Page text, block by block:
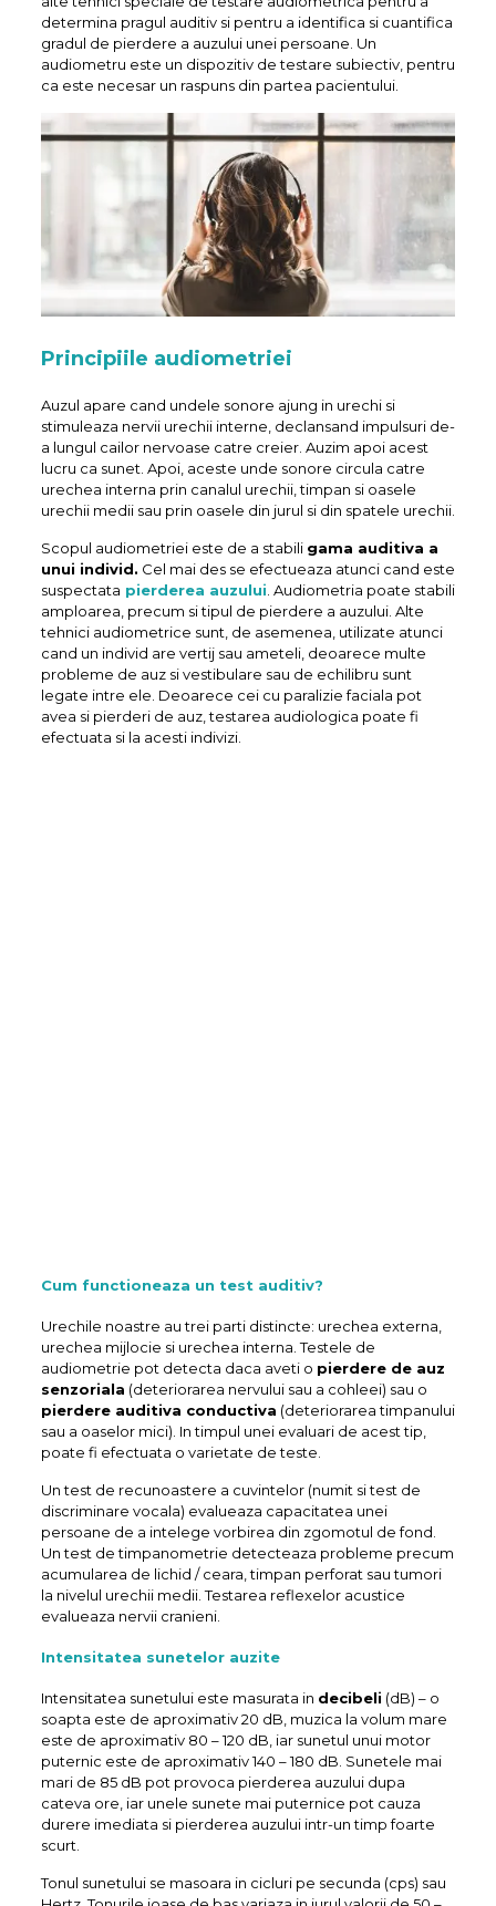
determina pragul auditiv si pentru a identifica si cuantifica
gradul de pierdere a auzului unei persoane. Un
audiometru este un dispozitiv de testare subiectiv, pentru
ca este necesar un raspuns din partea pacientului.
Principiile audiometriei
Auzul apare cand undele sonore ajung in urechi si
stimuleaza nervii urechii interne, declansand impulsuri de-
a lungul cailor nervoase catre creier. Auzim apoi acest
lucru ca sunet. Apoi, aceste unde sonore circula catre
urechea interna prin canalul urechii, timpan si oasele
urechii medii sau prin oasele din jurul si din spatele urechii.
Scopul audiometriei este de a stabili gama auditiva a
unui individ. Cel mai des se efectueaza atunci cand este
suspectata pierderea auzului . Audiometria poate stabili
amploarea, precum si tipul de pierdere a auzului. Alte
tehnici audiometrice sunt, de asemenea, utilizate atunci
cand un individ are vertij sau ameteli, deoarece multe
probleme de auz si vestibulare sau de echilibru sunt
legate intre ele. Deoarece cei cu paralizie faciala pot
avea si pierderi de auz, testarea audiologica poate fi
efectuata si la acesti indivizi.
Cum functioneaza un test auditiv?
Urechile noastre au trei parti distincte: urechea externa,
urechea mijlocie si urechea interna. Testele de
audiometrie pot detecta daca aveti o pierdere de auz
senzoriala (deteriorarea nervului sau a cohleei) sau o
pierdere auditiva conductiva (deteriorarea timpanului
sau a oaselor mici). In timpul unei evaluari de acest tip,
poate fi efectuata o varietate de teste.
Un test de recunoastere a cuvintelor (numit si test de
discriminare vocala) evalueaza capacitatea unei
persoane de a intelege vorbirea din zgomotul de fond.
Un test de timpanometrie detecteaza probleme precum
acumularea de lichid / ceara, timpan perforat sau tumori
la nivelul urechii medii. Testarea reflexelor acustice
evalueaza nervii cranieni.
Intensitatea sunetelor auzite
Intensitatea sunetului este masurata in decibeli (dB) – o
soapta este de aproximativ 20 dB, muzica la volum mare
este de aproximativ 80 – 120 dB, iar sunetul unui motor
puternic este de aproximativ 140 – 180 dB. Sunetele mai
mari de 85 dB pot provoca pierderea auzului dupa
cateva ore, iar unele sunete mai puternice pot cauza
durere imediata si pierderea auzului intr-un timp foarte
scurt.
Tonul sunetului se masoara in cicluri pe secunda (cps) sau